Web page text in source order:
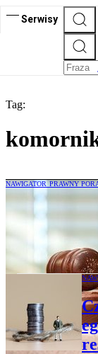
Serwisy
Tag:
NAWIGATOR PRAWNY
świadczenia
zostać